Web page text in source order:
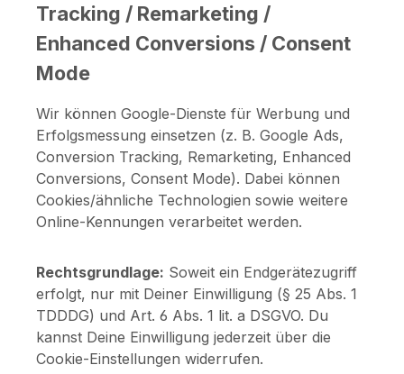
Tracking / Remarketing /
Enhanced Conversions / Consent
Mode
Wir können Google-Dienste für Werbung und
Erfolgsmessung einsetzen (z. B. Google Ads,
Conversion Tracking, Remarketing, Enhanced
Conversions, Consent Mode). Dabei können
Cookies/ähnliche Technologien sowie weitere
Online-Kennungen verarbeitet werden.
Rechtsgrundlage: Soweit ein Endgerätezugriff
erfolgt, nur mit Deiner Einwilligung (§ 25 Abs. 1
TDDDG) und Art. 6 Abs. 1 lit. a DSGVO. Du
kannst Deine Einwilligung jederzeit über die
Cookie-Einstellungen widerrufen.